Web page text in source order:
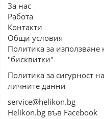
За нас
Работа
Контакти
Общи условия
Политика за използване
"бисквитки"
Политика за сигурност на
личните данни
service@helikon.bg
Helikon.bg във Facebook